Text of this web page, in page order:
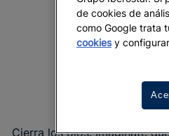
Cierra los ojos. Imagínate
de cookies de
como Google trata
cookiesy